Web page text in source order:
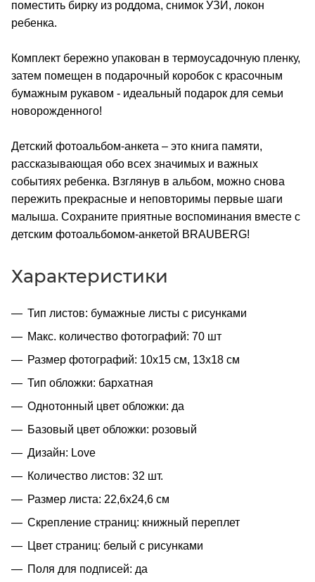
поместить бирку из роддома, снимок УЗИ, локон
ребенка.
Комплект бережно упакован в термоусадочную пленку,
затем помещен в подарочный коробок с красочным
бумажным рукавом - идеальный подарок для семьи
новорожденного!
Детский фотоальбом-анкета – это книга памяти,
рассказывающая обо всех значимых и важных
событиях ребенка. Взглянув в альбом, можно снова
пережить прекрасные и неповторимы первые шаги
малыша. Сохраните приятные воспоминания вместе с
детским фотоальбомом-анкетой BRAUBERG!
Характеристики
Тип листов: бумажные листы с рисунками
Макс. количество фотографий: 70 шт
Размер фотографий: 10х15 см, 13х18 см
Тип обложки: бархатная
Однотонный цвет обложки: да
Базовый цвет обложки: розовый
Дизайн: Love
Количество листов: 32 шт.
Размер листа: 22,6х24,6 см
Скрепление страниц: книжный переплет
Цвет страниц: белый с рисунками
Поля для подписей: да